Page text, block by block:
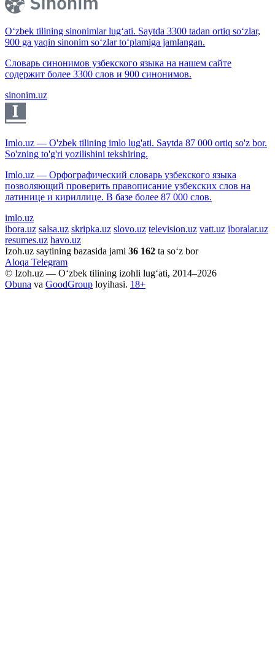
O‘zbek tilining sinonimlar lug‘ati. Saytda 3300 tadan ortiq so‘zlar,
900 ga yaqin sinonim so‘zlar to‘plamiga jamlangan.
Словарь синонимов узбекского языка на нашем сайте
содержит более 3300 слов и 900 синонимов.
sinonim.uz
Imlo.uz — O'zbek tilining imlo lug'ati. Saytda 87 000 ortiq so'z bor.
So'zning to'g'ri yozilishini tekshiring.
Imlo.uz — Орфографический словарь узбекского языка
позволяющий проверить правописание узбекских слов на
латинице и кириллице. В базе более 87 000 слов.
imlo.uz
ibora.uz salsa.uz skripka.uz slovo.uz television.uz vatt.uz iboralar.uz
resumes.uz havo.uz
Izoh.uz saytining bazasida jami 36 162 ta so‘z bor
Aloqa Telegram
© Izoh.uz — O‘zbek tilining izohli lug‘ati, 2014–2026
Obuna va GoodGroup loyihasi. 18+